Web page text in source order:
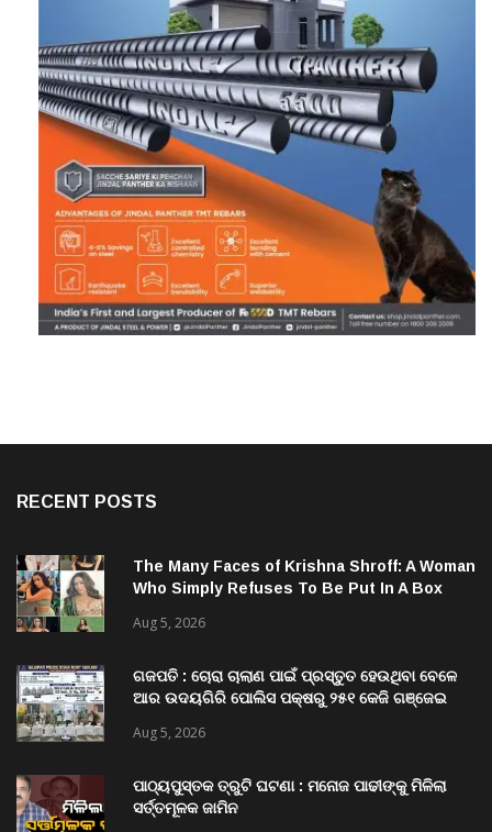
RECENT POSTS
The Many Faces of Krishna Shroff: A Woman
Who Simply Refuses To Be Put In A Box
Aug 5, 2026
ଗଜପତି : ଚୋରା ଚାଲାଣ ପାଇଁ ପ୍ରସ୍ତୁତ ହେଉଥିବା ବେଳେ
ଆର ଉଦୟଗିରି ପୋଲିସ ପକ୍ଷରୁ ୨୫୧ କେଜି ଗଞ୍ଜେଇ
Aug 5, 2026
ପାଠ୍ୟପୁସ୍ତକ ତ୍ରୁଟି ଘଟଣା : ମନୋଜ ପାଢୀଙ୍କୁ ମିଳିଲା
ସର୍ତ୍ତମୂଳକ ଜାମିନ